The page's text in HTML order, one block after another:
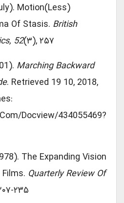
Motion(less)
Of Stasis.British
52(۳), ۲۵۷.
01).Marching Backward
. Retrieved 19 10, 2018,
docview/434055469?
The Expanding Vision
Films.Quarterly Review Of
(۲),